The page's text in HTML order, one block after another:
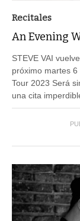
Recitales
An Evening
STEVE VAI
próximo martes
Tour 2023 Será
una cita imperdible